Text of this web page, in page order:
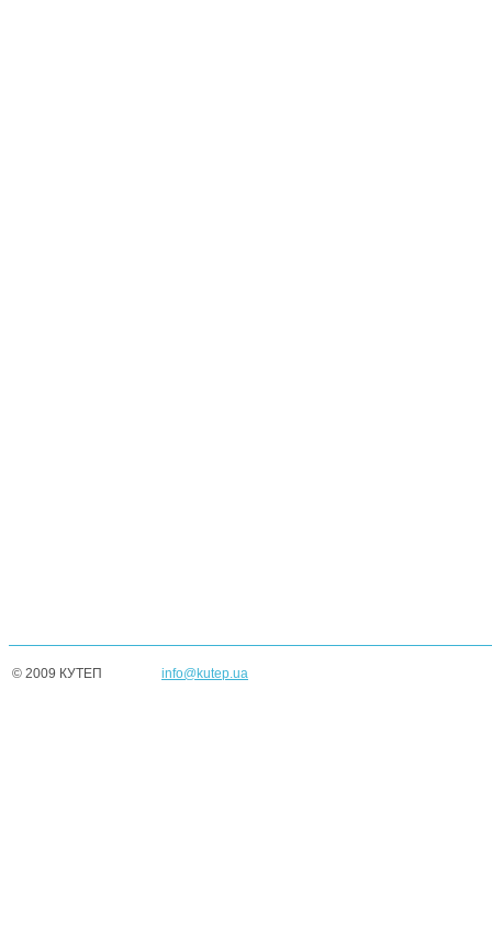
© 2009 КУТЕП info@kutep.ua